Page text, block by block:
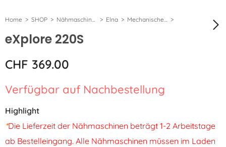
Home SHOP Nähmaschinen Elna Mechanische Nähmaschinen eXplore
eXplore 220S
CHF 369.00
Verfügbar auf Nachbestellung
Highlight
*Die Lieferzeit der Nähmaschinen beträgt 1-2 Arbeitstage
ab Bestelleingang. Alle Nähmaschinen müssen im Laden